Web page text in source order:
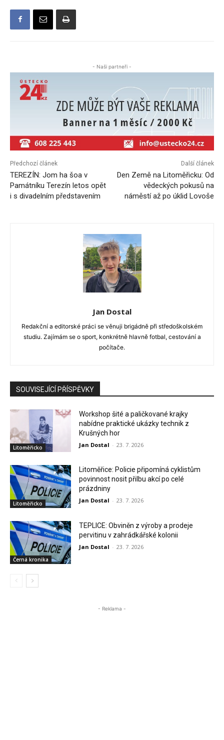
- Naši partneři -
Předchozí článek
TEREZÍN: Jom ha šoa v
Památníku Terezín letos opět
i s divadelním představením
Další článek
Den Země na Litoměřicku: Od
vědeckých pokusů na
náměstí až po úklid Lovoše
Jan Dostal
Redakční a editorské práci se věnuji brigádně při středoškolském
studiu. Zajímám se o sport, konkrétně hlavně fotbal, cestování a
počítače.
SOUVISEJÍCÍ PŘÍSPĚVKY
Litoměřicko
Workshop šité a paličkované krajky
nabídne praktické ukázky technik z
Krušných hor
Jan Dostal - 23. 7. 2026
Litoměřicko
Litoměřice: Policie připomíná cyklistům
povinnost nosit přilbu akcí po celé
prázdniny
Jan Dostal - 23. 7. 2026
Černá kronika
TEPLICE: Obviněn z výroby a prodeje
pervitinu v zahrádkářské kolonii
Jan Dostal - 23. 7. 2026
- Reklama -